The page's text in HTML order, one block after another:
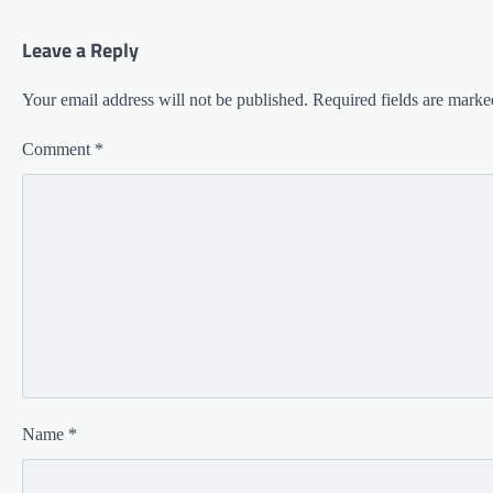
Leave a Reply
Your email address will not be published. Required fields are
Comment *
Name *